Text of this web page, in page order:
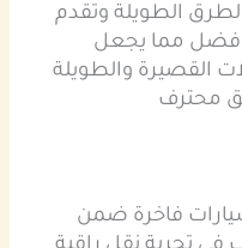
الطويلة وتقدم
افضل مما يجعل
القصيرة والطويلة
محترف
فاخرة ضمن